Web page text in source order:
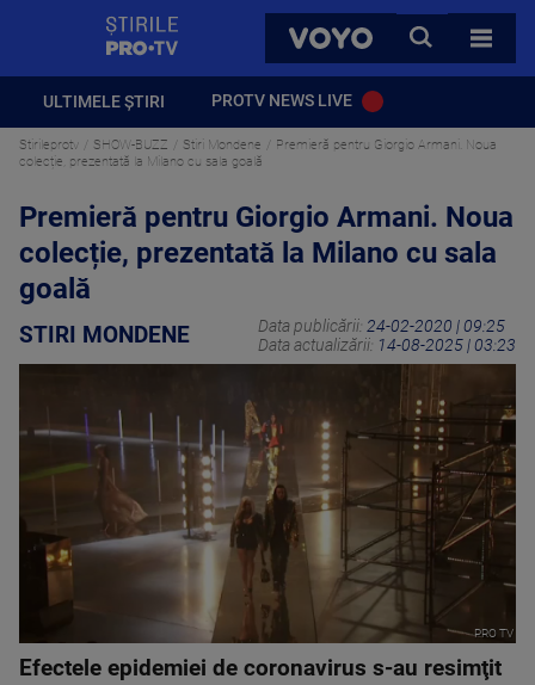
VOYO
CAUTA
TOATE
ULTIMELE ȘTIRI PROTV NEWS LIVE
Stirileprotv SHOW-BUZZ Stiri Mondene
Premieră pentru Giorgio Armani. Noua
colecție, prezentată la Milano cu sala goală
Premieră pentru Giorgio Armani. Noua
colecție, prezentată la Milano cu sala
goală
STIRI MONDENE Data publicării: 24-02-2020 | 09:25
Data actualizării: 14-08-2025 | 03:23
PRO TV
Efectele epidemiei de coronavirus s-au resimţit